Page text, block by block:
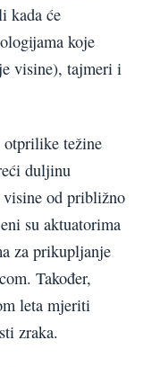
kada će
koje
visine), tajmeri i
otprilike težine
duljinu
visine od približno
su aktuatorima
za prikupljanje
Također,
leta mjeriti
zraka.